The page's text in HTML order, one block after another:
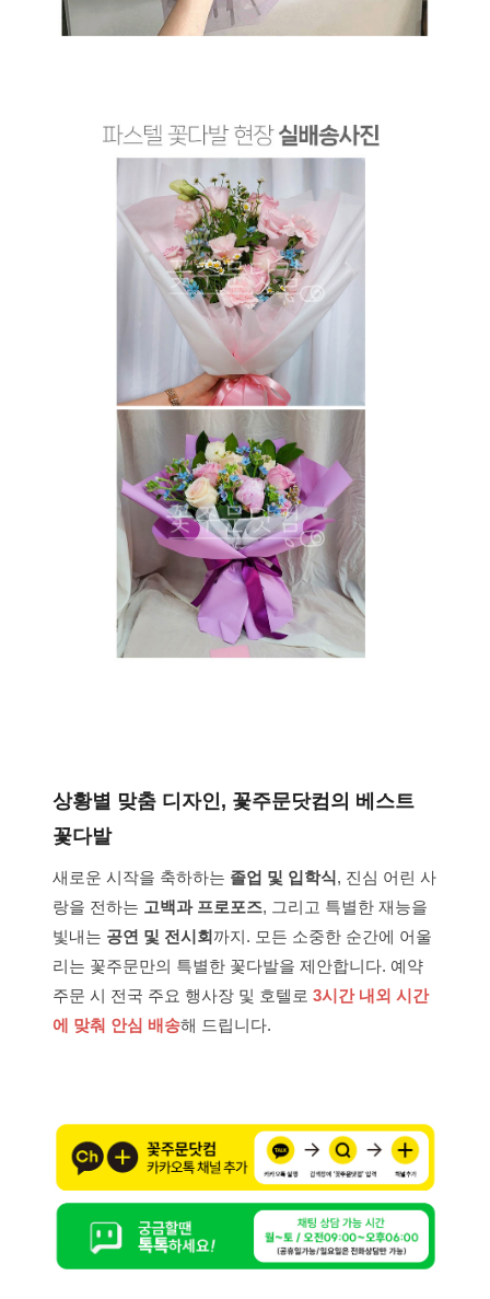
상황별 맞춤 디자인, 꽃주문닷컴의 베스트
꽃다발
새로운 시작을 축하하는 졸업 및 입학식, 진심 어린 사
랑을 전하는 고백과 프로포즈, 그리고 특별한 재능을
빛내는 공연 및 전시회까지. 모든 소중한 순간에 어울
리는 꽃주문만의 특별한 꽃다발을 제안합니다. 예약
주문 시 전국 주요 행사장 및 호텔로 3시간 내외 시간
에 맞춰 안심 배송해 드립니다.